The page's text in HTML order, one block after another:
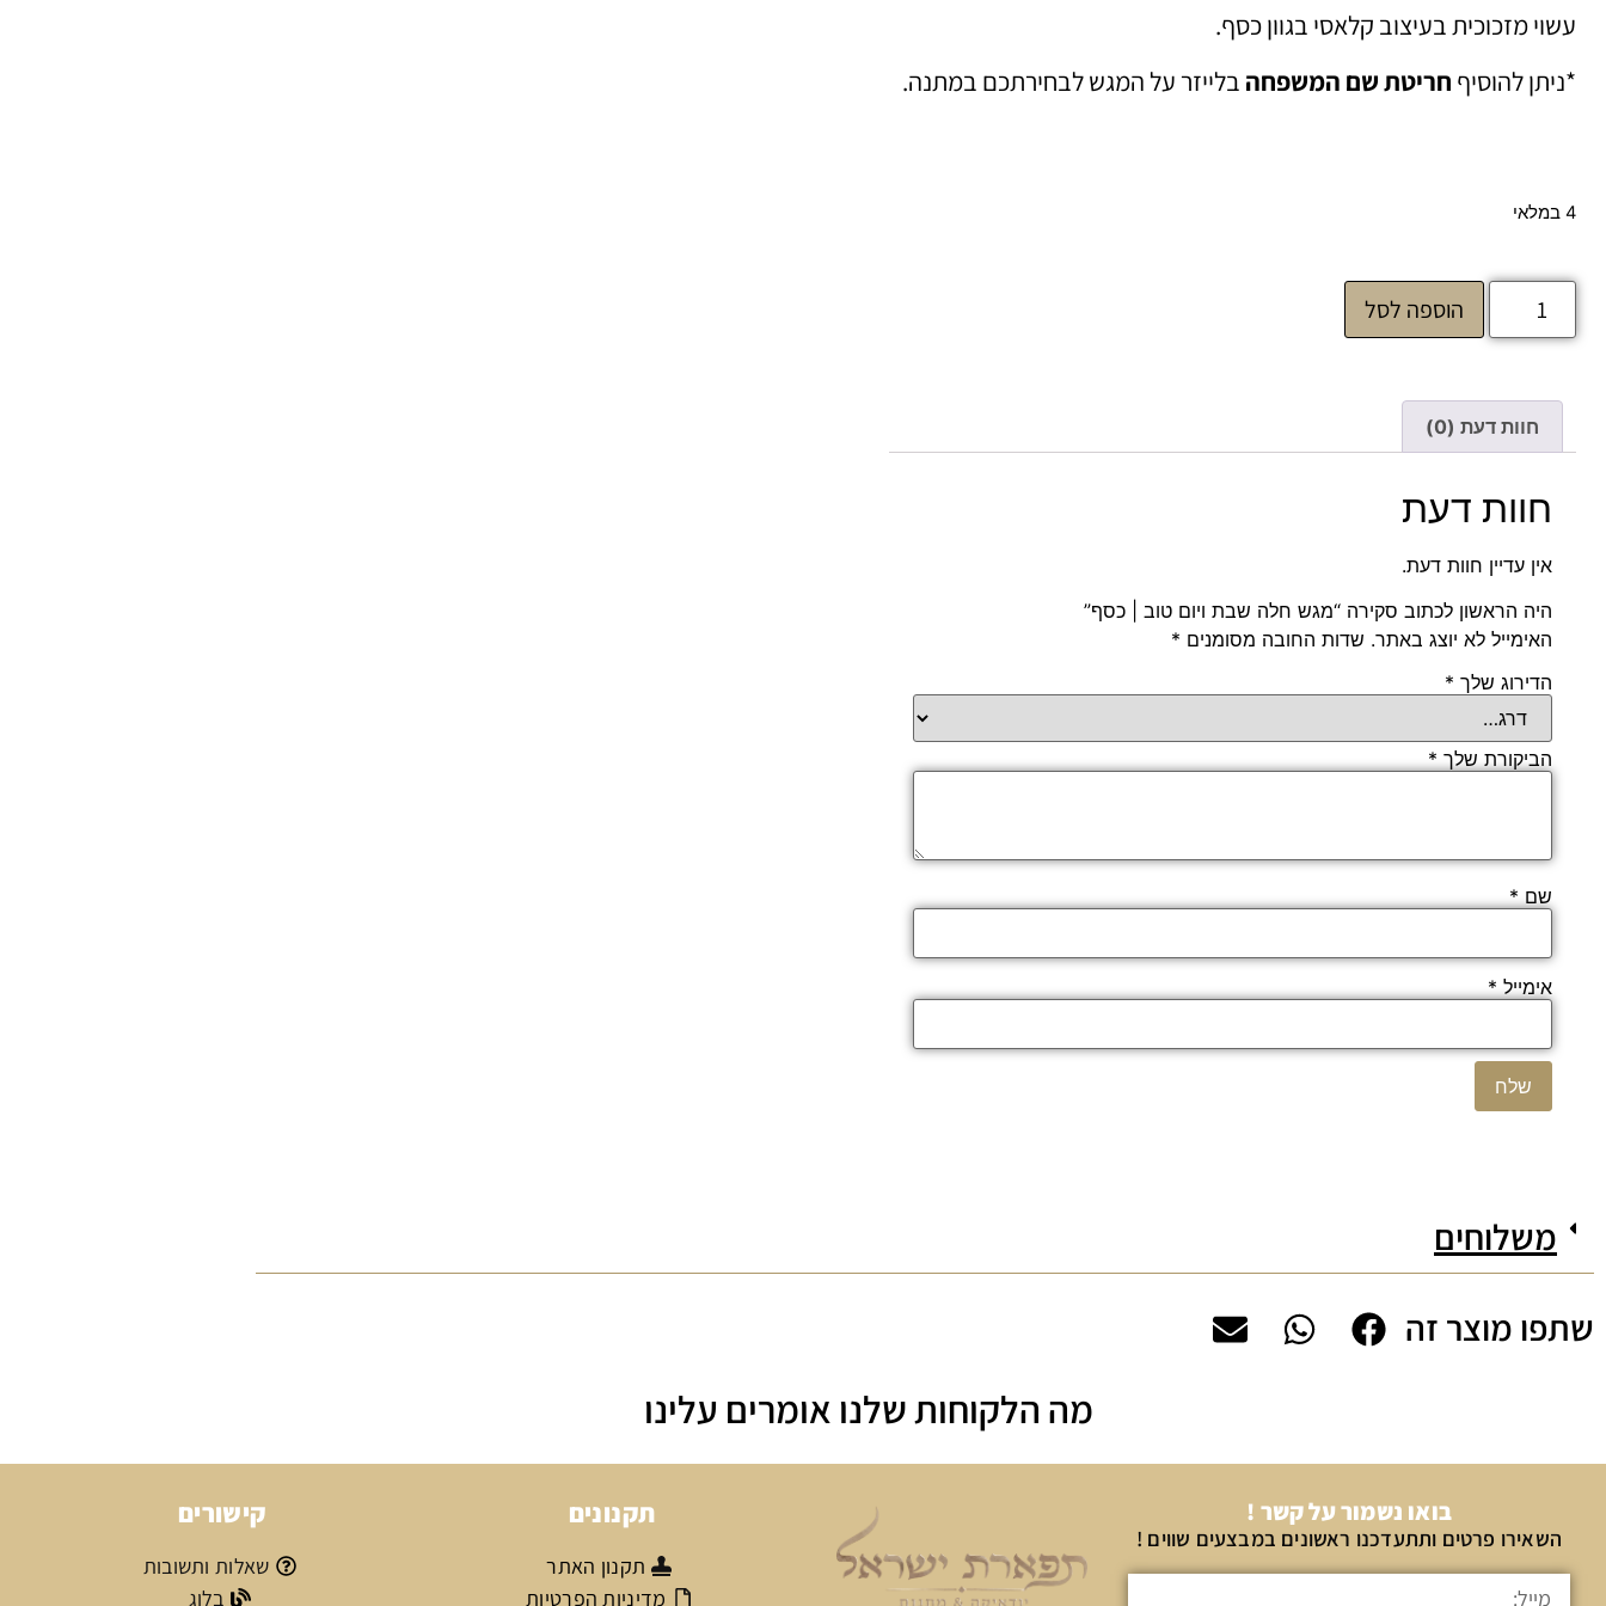
עשוי מזכוכית בעיצוב קלאסי בגוון כסף.
*ניתן להוסיף חריטת שם המשפחה בלייזר על המגש לבחירתכם במתנה.
4 במלאי
הוספה לסל
חוות דעת (0)
חוות דעת
אין עדיין חוות דעת.
היה הראשון לכתוב סקירה “מגש חלה שבת ויום טוב | כסף”
האימייל לא יוצג באתר. שדות החובה מסומנים *
הדירוג שלך *
הביקורת שלך *
שם *
אימייל *
משלוחים
שתפו מוצר זה
מה הלקוחות שלנו אומרים עלינו
בואו נשמור על קשר !
השאירו פרטים ותתעדכנו ראשונים במבצעים שווים !
תקנונים
תקנון האתר
מדיניות הפרטיות
קישורים
שאלות ותשובות
בלוג